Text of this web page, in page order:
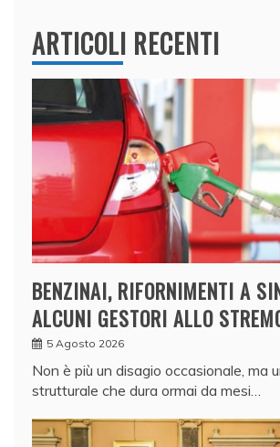
ARTICOLI RECENTI
BENZINAI, RIFORNIMENTI A
ALCUNI GESTORI ALLO
5 Agosto 2026
Non è più un disagio occasionale, ma
strutturale che dura ormai da mesi…